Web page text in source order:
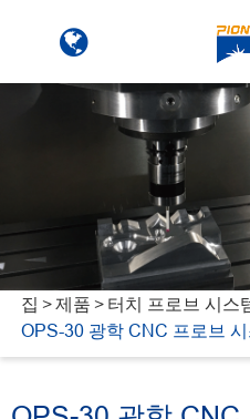
집 제품
터치 프로브 시스
OPS-30 광학 CNC 프로브 시